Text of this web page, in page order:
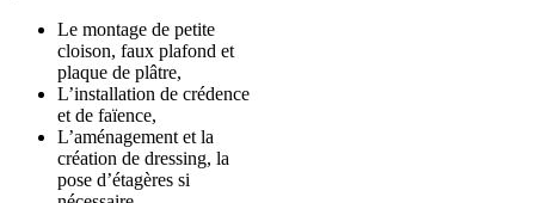
Le montage de petite
cloison, faux plafond et
plaque de plâtre,
L’installation de crédence
et de faïence,
L’aménagement et la
création de dressing, la
pose d’étagères si